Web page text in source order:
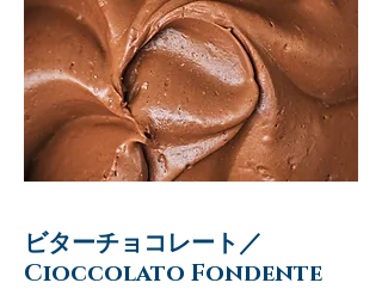
ビターチョコレート／
Cioccolato Fondente